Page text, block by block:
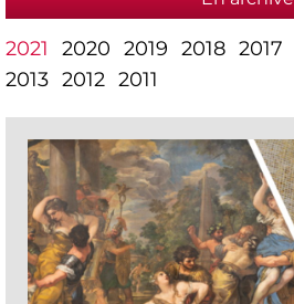
2021 2020 2019 2018 2017
2013 2012 2011